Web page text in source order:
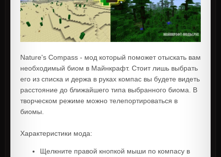
Nature's Compass - мод который поможет отыскать вам
необходимый биом в Майнкрафт. Стоит лишь выбрать
его из списка и держа в руках компас вы будете видеть
расстояние до ближайшего типа выбранного биома. В
творческом режиме можно телепортироваться в
биомы.
Характеристики мода:
Щелкните правой кнопкой мыши по компасу в